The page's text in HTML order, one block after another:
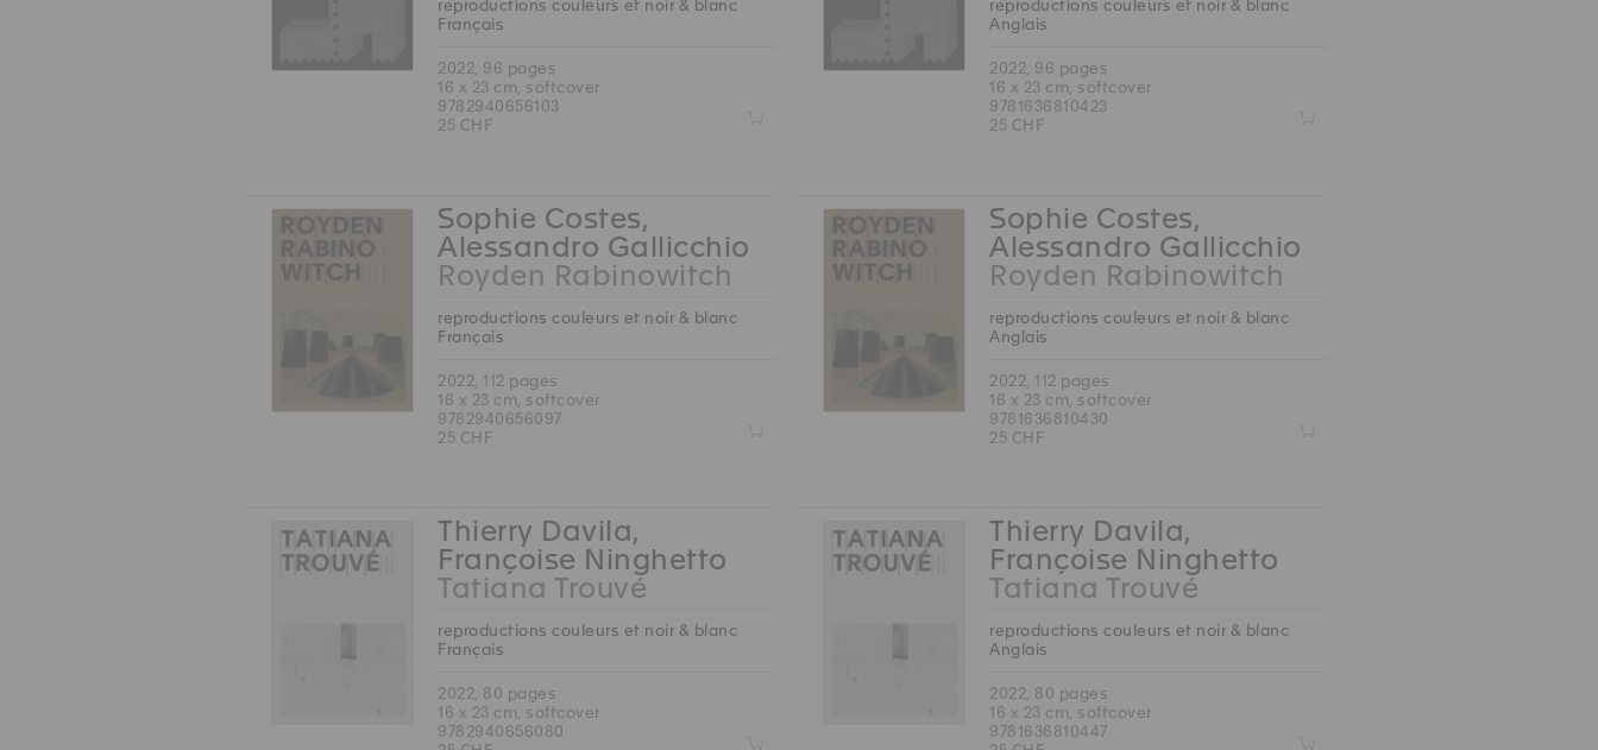
reproductions couleurs et noir & blanc
Français
2022, 96 pages
16 x 23 cm, softcover
9782940656103
25 CHF
Z
reproductions couleurs et noir & blanc
Anglais
2022, 96 pages
16 x 23 cm, softcover
9781636810423
25 CHF
Z
Sophie Costes,
Alessandro Gallicchio
Royden Rabinowitch
reproductions couleurs et noir & blanc
Français
2022, 112 pages
16 x 23 cm, softcover
9782940656097
25 CHF
Z
Sophie Costes,
Alessandro Gallicchio
Royden Rabinowitch
reproductions couleurs et noir & blanc
Anglais
2022, 112 pages
16 x 23 cm, softcover
9781636810430
25 CHF
Z
Thierry Davila,
Françoise Ninghetto
Tatiana Trouvé
reproductions couleurs et noir & blanc
Français
2022, 80 pages
16 x 23 cm, softcover
9782940656080
Z
Thierry Davila,
Françoise Ninghetto
Tatiana Trouvé
reproductions couleurs et noir & blanc
Anglais
2022, 80 pages
16 x 23 cm, softcover
9781636810447
Z